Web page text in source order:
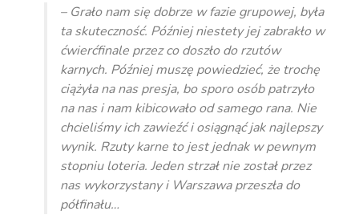
– Grało nam się dobrze w fazie grupowej, była
ta skuteczność. Później niestety jej zabrakło w
ćwierćfinale przez co doszło do rzutów
karnych. Później muszę powiedzieć, że trochę
ciążyła na nas presja, bo sporo osób patrzyło
na nas i nam kibicowało od samego rana. Nie
chcieliśmy ich zawieźć i osiągnąć jak najlepszy
wynik. Rzuty karne to jest jednak w pewnym
stopniu loteria. Jeden strzał nie został przez
nas wykorzystany i Warszawa przeszła do
półfinału…